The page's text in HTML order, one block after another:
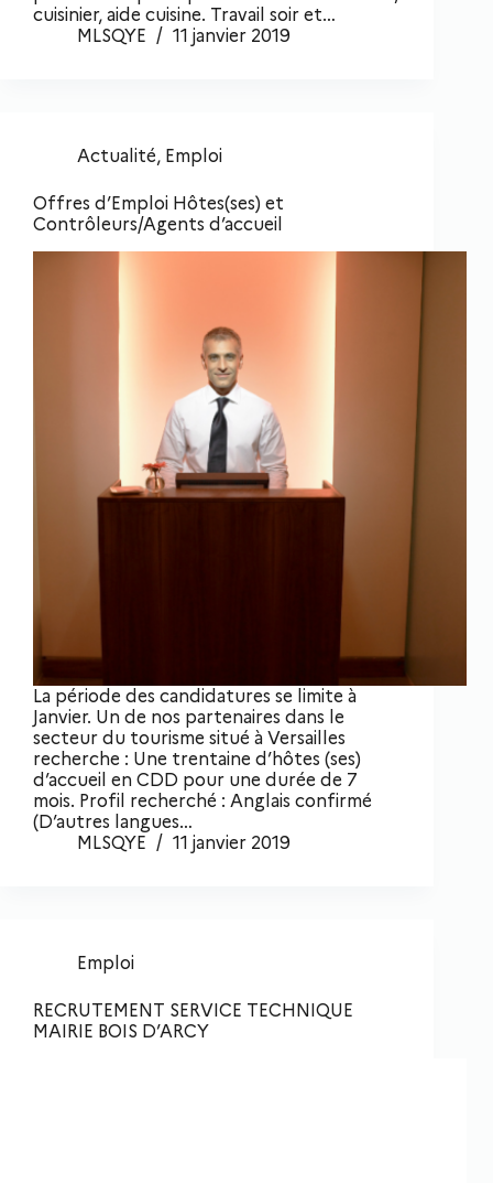
cuisinier, aide cuisine. Travail soir et…
MLSQYE
11 janvier 2019
Actualité, Emploi
Offres d’Emploi Hôtes(ses) et
Contrôleurs/Agents d’accueil
La période des candidatures se limite à
Janvier. Un de nos partenaires dans le
secteur du tourisme situé à Versailles
recherche : Une trentaine d’hôtes (ses)
d’accueil en CDD pour une durée de 7
mois. Profil recherché : Anglais confirmé
(D’autres langues…
MLSQYE
11 janvier 2019
Emploi
RECRUTEMENT SERVICE TECHNIQUE
MAIRIE BOIS D’ARCY